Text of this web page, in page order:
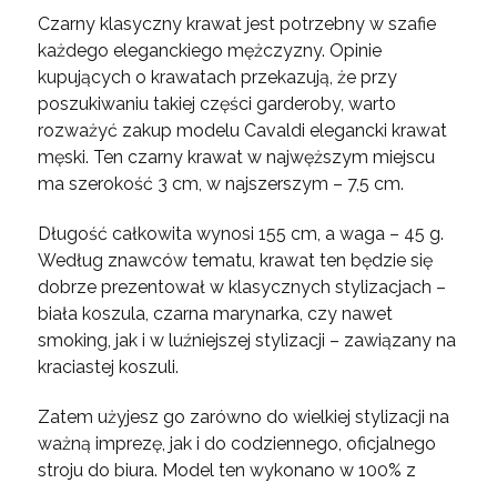
Czarny klasyczny krawat jest potrzebny w szafie
każdego eleganckiego mężczyzny. Opinie
kupujących o krawatach przekazują, że przy
poszukiwaniu takiej części garderoby, warto
rozważyć zakup modelu Cavaldi elegancki krawat
męski. Ten czarny krawat w najwęższym miejscu
ma szerokość 3 cm, w najszerszym – 7,5 cm.
Długość całkowita wynosi 155 cm, a waga – 45 g.
Według znawców tematu, krawat ten będzie się
dobrze prezentował w klasycznych stylizacjach –
biała koszula, czarna marynarka, czy nawet
smoking, jak i w luźniejszej stylizacji – zawiązany na
kraciastej koszuli.
Zatem użyjesz go zarówno do wielkiej stylizacji na
ważną imprezę, jak i do codziennego, oficjalnego
stroju do biura. Model ten wykonano w 100% z